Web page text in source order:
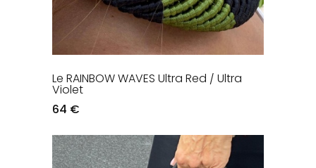
Le RAINBOW WAVES Ultra Red / Ultra
Violet
64 €